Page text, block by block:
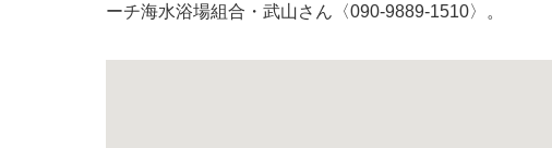
ーチ海水浴場組合・武山さん〈090-9889-1510〉。